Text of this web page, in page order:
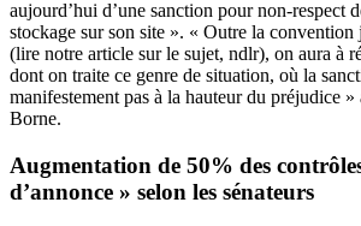
aujourd’hui d’une sanction pour non-respect
stockage sur son site ». « Outre la
(lire notre article sur le sujet, ndlr), on aura à
dont on traite ce genre de situation, où la
manifestement pas à la hauteur du préjudice »
Borne.
Augmentation de 50% des
d’annonce » selon les sénateurs